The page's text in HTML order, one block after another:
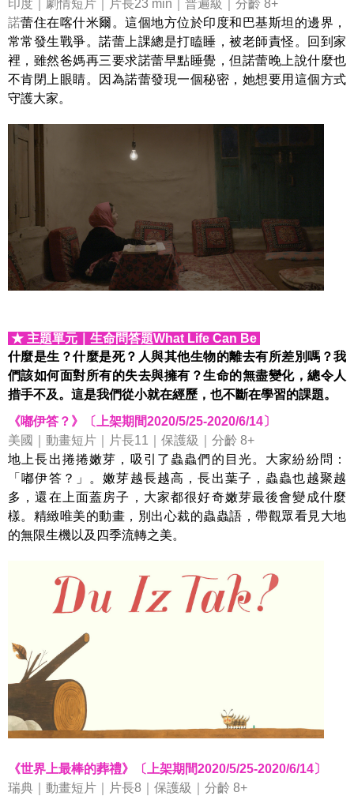
印度｜劇情短片｜片長23 min｜普遍級｜分齡 8+
諾蕾住在喀什米爾。這個地方位於印度和巴基斯坦的邊界，
常常發生戰爭。諾蕾上課總是打瞌睡，被老師責怪。回到家
裡，雖然爸媽再三要求諾蕾早點睡覺，但諾蕾晚上說什麼也
不肯閉上眼睛。因為諾蕾發現一個秘密，她想要用這個方式
守護大家。
★ 主題單元 生命問答題What Life Can Be
什麼是生？什麼是死？人與其他生物的離去有所差別嗎？我
們該如何面對所有的失去與擁有？生命的無盡變化，總令人
措手不及。這是我們從小就在經歷，也不斷在學習的課題。
《嘟伊答？》〔上架期間2020/5/25-2020/6/14〕
美國｜動畫短片｜片長11｜保護級｜分齡 8+
地上長出捲捲嫩芽，吸引了蟲蟲們的目光。大家紛紛問：
「嘟伊答？」。嫩芽越長越高，長出葉子，蟲蟲也越聚越
多，還在上面蓋房子，大家都很好奇嫩芽最後會變成什麼
樣。精緻唯美的動畫，別出心裁的蟲蟲語，帶觀眾看見大地
的無限生機以及四季流轉之美。
《世界上最棒的葬禮》〔上架期間2020/5/25-2020/6/14〕
瑞典｜動畫短片｜片長8｜保護級｜分齡 8+